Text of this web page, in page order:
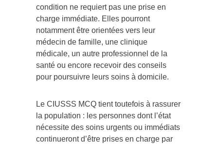
condition ne requiert pas une prise en
charge immédiate. Elles pourront
notamment être orientées vers leur
médecin de famille, une clinique
médicale, un autre professionnel de la
santé ou encore recevoir des conseils
pour poursuivre leurs soins à domicile.
Le CIUSSS MCQ tient toutefois à rassurer
la population : les personnes dont l’état
nécessite des soins urgents ou immédiats
continueront d’être prises en charge par